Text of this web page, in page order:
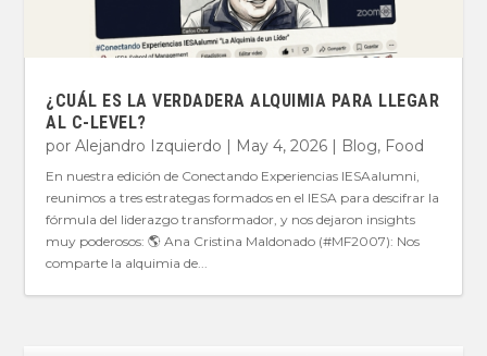
¿CUÁL ES LA VERDADERA ALQUIMIA PARA LLEGAR
AL C-LEVEL?
porAlejandro Izquierdo | May 4, 2026 | Blog, Food
En nuestra edición de Conectando Experiencias IESAalumni,
reunimos a tres estrategas formados en el IESA para descifrar la
fórmula del liderazgo transformador, y nos dejaron insights
muy poderosos: 🌎 Ana Cristina Maldonado (#MF2007): Nos
comparte la alquimia de...